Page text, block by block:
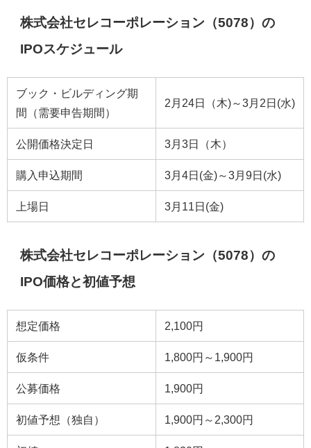
株式会社セレコーポレーション（5078）の
IPOスケジュール
ブック・ビルディング期
間（需要申告期間）
2月24日（木)～3月2日(水)
公開価格決定日 3月3日（木）
購入申込期間 3月4日(金)～3月9日(水)
上場日 3月11日(金)
株式会社セレコーポレーション（5078）の
IPO価格と初値予想
想定価格 2,100円
仮条件 1,800円～1,900円
公募価格 1,900円
初値予想（独自） 1,900円～2,300円